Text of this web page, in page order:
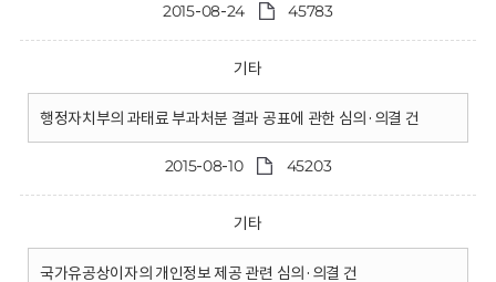
2015-08-24 45783
기타
행정자치부의 과태료 부과처분 결과 공표에 관한 심의·의결 건
2015-08-10 45203
기타
국가유공상이자의 개인정보 제공 관련 심의·의결 건